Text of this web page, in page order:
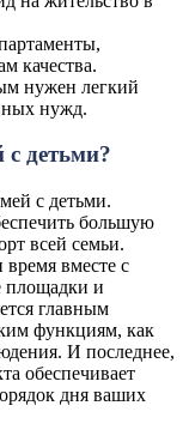
качества.
нужен легкий
нужд.
с детьми?
с детьми.
большую
всей семьи.
вместе с
площадки и
главным
функциям, как
И последнее,
обеспечивает
дня ваших